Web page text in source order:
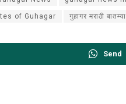
of Guhagar गुहागर मराठी बातम्या
Send